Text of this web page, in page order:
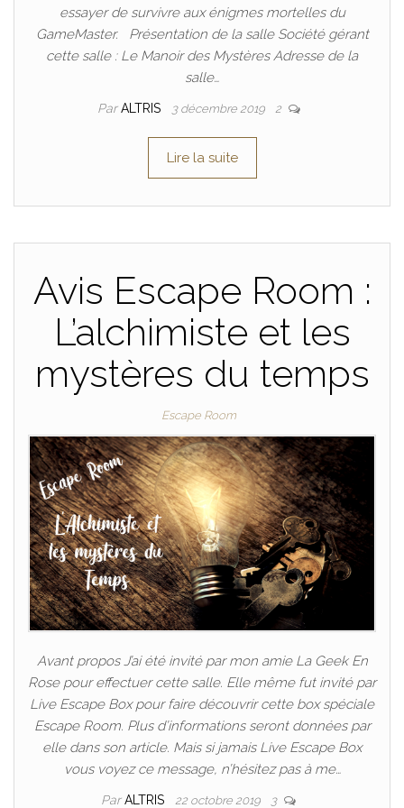
essayer de survivre aux énigmes mortelles du
GameMaster. Présentation de la salle Société gérant
cette salle : Le Manoir des Mystères Adresse de la
salle…
ParALTRIS 3 décembre 2019 2
Lire la suite
Avis Escape Room :
L’alchimiste et les
mystères du temps
Escape Room
Avant propos J’ai été invité par mon amie La Geek En
Rose pour effectuer cette salle. Elle même fut invité par
Live Escape Box pour faire découvrir cette box spéciale
Escape Room. Plus d’informations seront données par
elle dans son article. Mais si jamais Live Escape Box
vous voyez ce message, n’hésitez pas à me…
ParALTRIS 22 octobre 2019 3